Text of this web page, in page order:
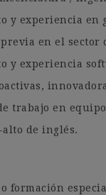
y experiencia en
en el sector
y experiencia
trabajo en
de inglés.
formación